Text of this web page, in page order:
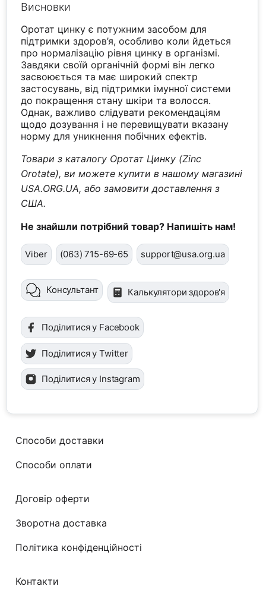
Висновки
Оротат цинку є потужним засобом для
підтримки здоров’я, особливо коли йдеться
про нормалізацію рівня цинку в організмі.
Завдяки своїй органічній формі він легко
засвоюється та має широкий спектр
застосувань, від підтримки імунної системи
до покращення стану шкіри та волосся.
Однак, важливо слідувати рекомендаціям
щодо дозування і не перевищувати вказану
норму для уникнення побічних ефектів.
Товари з каталогу Оротат Цинку (Zinc
Orotate), ви можете купити в нашому магазині
USA.ORG.UA, або замовити доставлення з
США.
Не знайшли потрібний товар? Напишіть нам!
Viber (063) 715-69-65 support@usa.org.ua
Консультант Калькулятори здоров'я
Поділитися у Facebook
Поділитися у Twitter
Поділитися у Instagram
Способи доставки
Способи оплати
Договір оферти
Зворотна доставка
Політика конфіденційності
Контакти